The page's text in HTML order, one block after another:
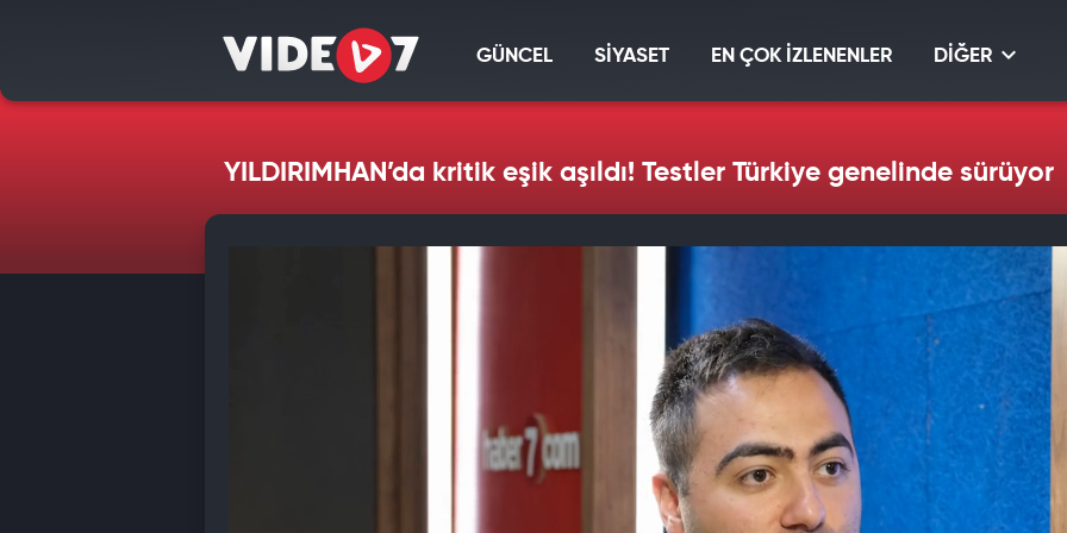
GÜNCEL SİYASET EN ÇOK İZLENENLER DİĞER
YILDIRIMHAN’da kritik eşik aşıldı! Testler Türkiye genelinde sürüyor